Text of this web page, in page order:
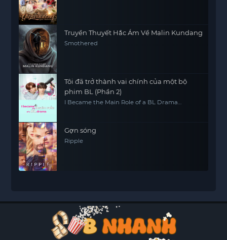
Truyền Thuyết Hắc Ám Về Malin Kundang
Smothered
Tôi đã trở thành vai chính của một bộ
phim BL (Phần 2)
I Became the Main Role of a BL Drama
Gợn sóng
Ripple